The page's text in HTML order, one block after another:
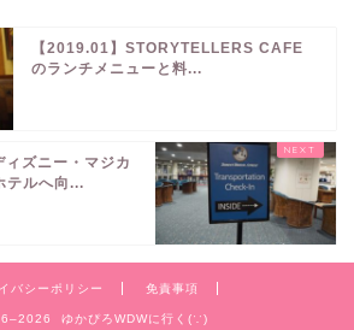
【2019.01】STORYTELLERS CAFE
のランチメニューと料...
ィズニー・マジカ
テルへ向...
バシーポリシー 免責事項
ゆかぴろWDWに行く(∵)